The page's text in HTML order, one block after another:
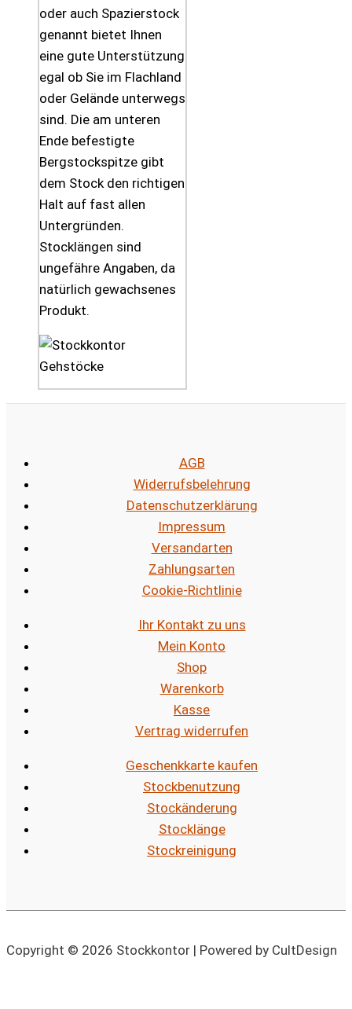
oder auch Spazierstock
genannt bietet Ihnen
eine gute Unterstützung
egal ob Sie im Flachland
oder Gelände unterwegs
sind. Die am unteren
Ende befestigte
Bergstockspitze gibt
dem Stock den richtigen
Halt auf fast allen
Untergründen.
Stocklängen sind
ungefähre Angaben, da
natürlich gewachsenes
Produkt.
AGB
Widerrufsbelehrung
Datenschutzerklärung
Impressum
Versandarten
Zahlungsarten
Cookie-Richtlinie
Ihr Kontakt zu uns
Mein Konto
Shop
Warenkorb
Kasse
Vertrag widerrufen
Geschenkkarte kaufen
Stockbenutzung
Stockänderung
Stocklänge
Stockreinigung
Copyright © 2026 Stockkontor | Powered by CultDesign